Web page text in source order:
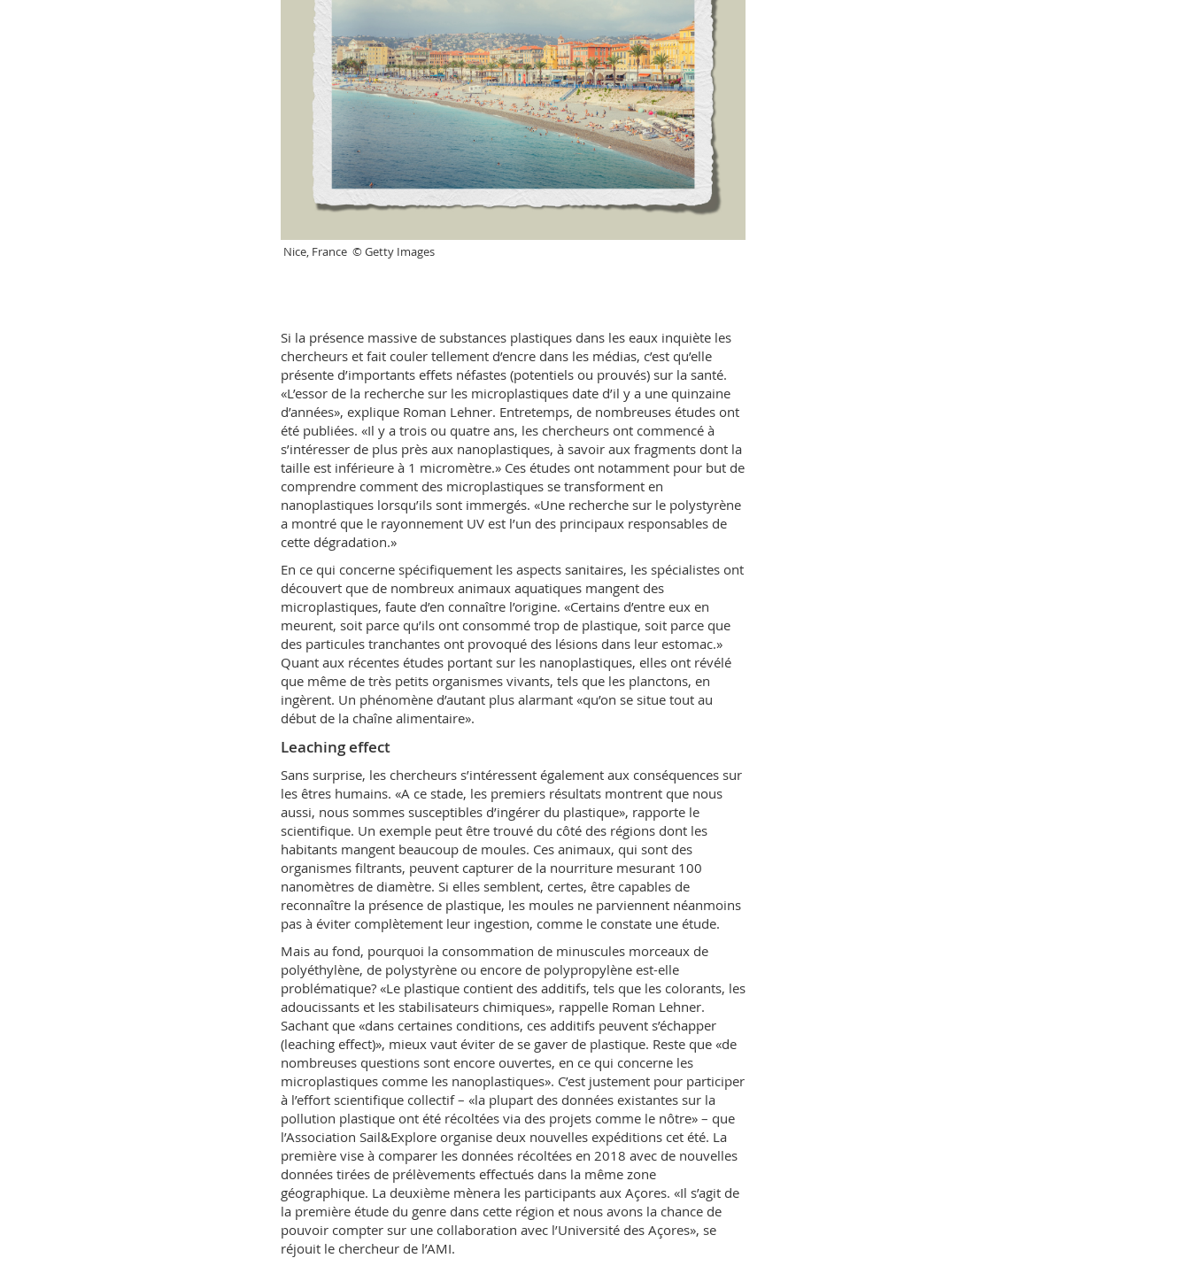
Nice, France © Getty Images
Si la présence massive de substances plastiques dans les eaux inquiète les
chercheurs et fait couler tellement d’encre dans les médias, c’est qu’elle
présente d’importants effets néfastes (potentiels ou prouvés) sur la santé.
«L’essor de la recherche sur les microplastiques date d’il y a une quinzaine
d’années», explique Roman Lehner. Entretemps, de nombreuses études ont
été publiées. «Il y a trois ou quatre ans, les chercheurs ont commencé à
s’intéresser de plus près aux nanoplastiques, à savoir aux fragments dont la
taille est inférieure à 1 micromètre.» Ces études ont notamment pour but de
comprendre comment des microplastiques se transforment en
nanoplastiques lorsqu’ils sont immergés. «Une recherche sur le polystyrène
a montré que le rayonnement UV est l’un des principaux responsables de
cette dégradation.»
En ce qui concerne spécifiquement les aspects sanitaires, les spécialistes ont
découvert que de nombreux animaux aquatiques mangent des
microplastiques, faute d’en connaître l’origine. «Certains d’entre eux en
meurent, soit parce qu’ils ont consommé trop de plastique, soit parce que
des particules tranchantes ont provoqué des lésions dans leur estomac.»
Quant aux récentes études portant sur les nanoplastiques, elles ont révélé
que même de très petits organismes vivants, tels que les planctons, en
ingèrent. Un phénomène d’autant plus alarmant «qu’on se situe tout au
début de la chaîne alimentaire».
Leaching effect
Sans surprise, les chercheurs s’intéressent également aux conséquences sur
les êtres humains. «A ce stade, les premiers résultats montrent que nous
aussi, nous sommes susceptibles d’ingérer du plastique», rapporte le
scientifique. Un exemple peut être trouvé du côté des régions dont les
habitants mangent beaucoup de moules. Ces animaux, qui sont des
organismes filtrants, peuvent capturer de la nourriture mesurant 100
nanomètres de diamètre. Si elles semblent, certes, être capables de
reconnaître la présence de plastique, les moules ne parviennent néanmoins
pas à éviter complètement leur ingestion, comme le constate une étude.
Mais au fond, pourquoi la consommation de minuscules morceaux de
polyéthylène, de polystyrène ou encore de polypropylène est-elle
problématique? «Le plastique contient des additifs, tels que les colorants, les
adoucissants et les stabilisateurs chimiques», rappelle Roman Lehner.
Sachant que «dans certaines conditions, ces additifs peuvent s’échapper
(leaching effect)», mieux vaut éviter de se gaver de plastique. Reste que «de
nombreuses questions sont encore ouvertes, en ce qui concerne les
microplastiques comme les nanoplastiques». C’est justement pour participer
à l’effort scientifique collectif – «la plupart des données existantes sur la
pollution plastique ont été récoltées via des projets comme le nôtre» – que
l’Association Sail&Explore organise deux nouvelles expéditions cet été. La
première vise à comparer les données récoltées en 2018 avec de nouvelles
données tirées de prélèvements effectués dans la même zone
géographique. La deuxième mènera les participants aux Açores. «Il s’agit de
la première étude du genre dans cette région et nous avons la chance de
pouvoir compter sur une collaboration avec l’Université des Açores», se
réjouit le chercheur de l’AMI.